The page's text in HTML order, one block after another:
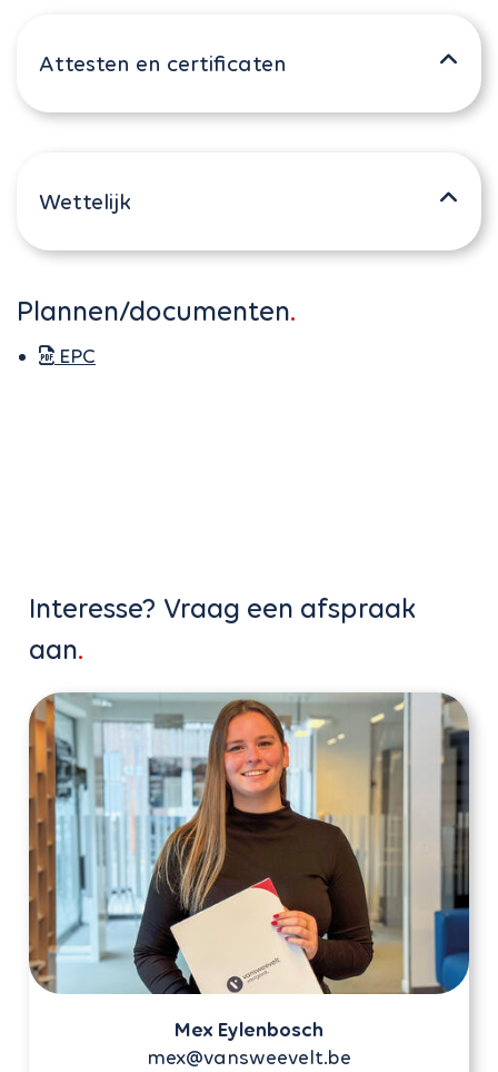
Attesten en certificaten
Wettelijk
Plannen/documenten
EPC
Interesse? Vraag een afspraak
aan
Mex Eylenbosch
mex@vansweevelt.be